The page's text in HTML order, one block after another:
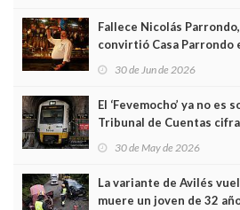
Fallece Nicolás
convirtió Casa Parrondo
Asturias en Madrid
30 de Jun de 2026
El ‘Fevemocho’ ya no es
Tribunal de Cuentas
sobrecoste de los trenes
30 de May de 2026
La variante de Avilés
muere un joven de 32